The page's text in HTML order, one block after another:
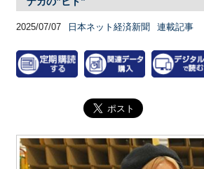
2025/07/07 日本ネット経済新聞 連載記事